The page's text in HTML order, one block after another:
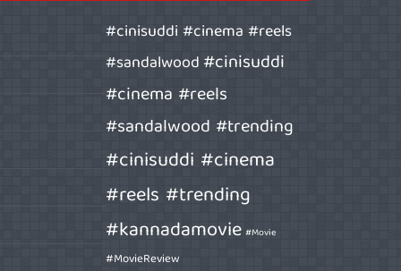
#cinisuddi #cinema #reels
#sandalwood#cinisuddi
#cinema #reels
#sandalwood #trending
#cinisuddi #cinema
#reels #trending
#kannadamovie #Movie
#MovieReview